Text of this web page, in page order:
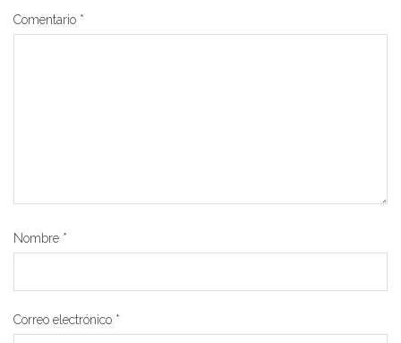
Comentario *
Nombre *
Correo electrónico *